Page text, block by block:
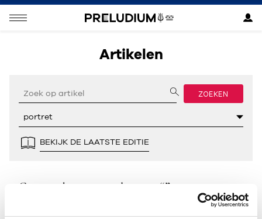
Artikelen
ZOEKEN
BEKIJK DE LAATSTE EDITIE
Geen resultaten gevonden voor “”.